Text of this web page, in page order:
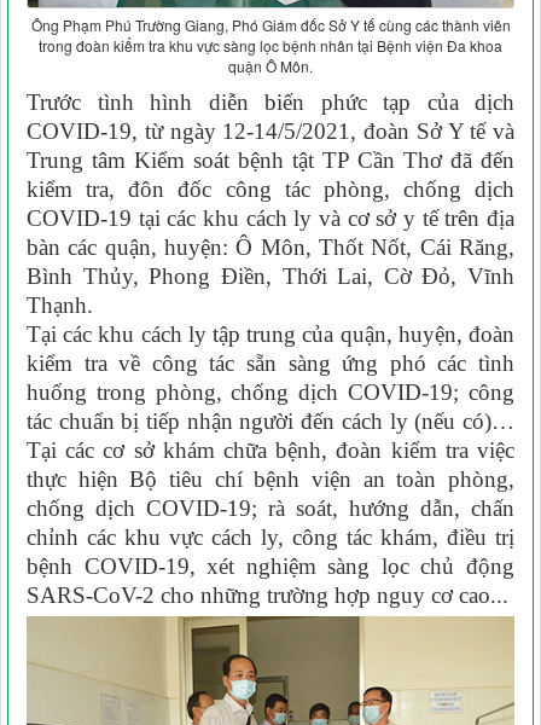
Ông Phạm Phú Trường Giang, Phó Giám đốc Sở Y tế cùng các thành viên
trong đoàn kiểm tra khu vực sàng lọc bệnh nhân tại Bệnh viện Đa khoa
quận Ô Môn.
Trước tình hình diễn biến phức tạp của dịch
COVID-19, từ ngày 12-14/5/2021, đoàn Sở Y tế và
Trung tâm Kiểm soát bệnh tật TP Cần Thơ đã đến
kiểm tra, đôn đốc công tác phòng, chống dịch
COVID-19 tại các khu cách ly và cơ sở y tế trên địa
bàn các quận, huyện: Ô Môn, Thốt Nốt, Cái Răng,
Bình Thủy, Phong Điền, Thới Lai, Cờ Đỏ, Vĩnh
Thạnh.
Tại các khu cách ly tập trung của quận, huyện, đoàn
kiểm tra về công tác sẵn sàng ứng phó các tình
huống trong phòng, chống dịch COVID-19; công
tác chuẩn bị tiếp nhận người đến cách ly (nếu có)…
Tại các cơ sở khám chữa bệnh, đoàn kiểm tra việc
thực hiện Bộ tiêu chí bệnh viện an toàn phòng,
chống dịch COVID-19; rà soát, hướng dẫn, chấn
chỉnh các khu vực cách ly, công tác khám, điều trị
bệnh COVID-19, xét nghiệm sàng lọc chủ động
SARS-CoV-2 cho những trường hợp nguy cơ cao...